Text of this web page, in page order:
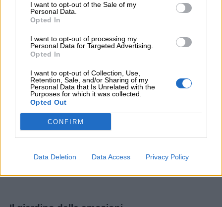
I want to opt-out of the Sale of my
Personal Data.
Opted In
I want to opt-out of processing my
Personal Data for Targeted Advertising.
Opted In
I want to opt-out of Collection, Use,
Retention, Sale, and/or Sharing of my
Personal Data that Is Unrelated with the
Purposes for which it was collected.
Opted Out
CONFIRM
Data Deletion Data Access Privacy Policy